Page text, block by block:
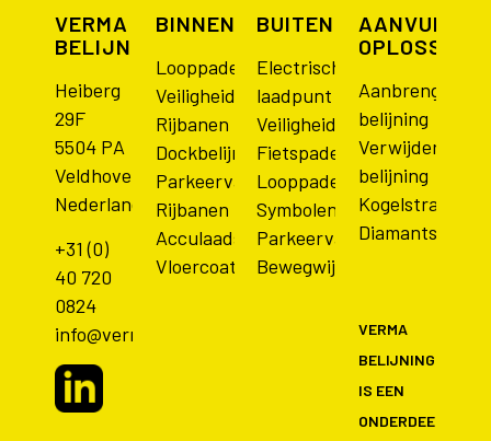
VERMA
BELIJNING
Heiberg
29F
5504 PA
Veldhoven
Nederland
+31 (0)
40 720
0824
info@vermabelijning.nl
BINNENBELIJNINGEN
Looppaden
Veiligheidsmarkeringen
Rijbanen
Dockbelijning
Parkeervakken
Rijbanen
Acculaadstation
Vloercoating
BUITENBELIJNINGEN
Electrisch
laadpunt
Veiligheidsmarkeringen
Fietspaden
Looppaden
Symbolen
Parkeervakken
Bewegwijzering
Aanbrengen
belijning
Verwijderen
belijning
Kogelstralen
VERMA
BELIJNING
IS EEN
ONDERDEEL